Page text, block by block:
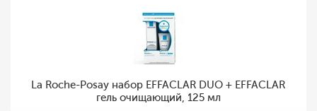
La Roche-Posay набор EFFACLAR DUO + EFFACLAR
гель очищающий, 125 мл